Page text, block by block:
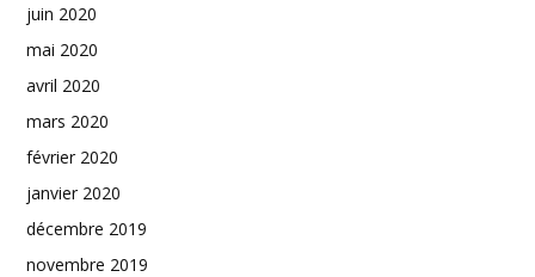
juin 2020
mai 2020
avril 2020
mars 2020
février 2020
janvier 2020
décembre 2019
novembre 2019